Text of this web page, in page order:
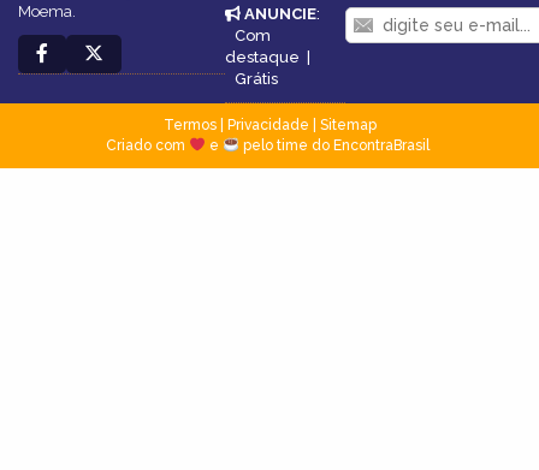
Moema.
ANUNCIE:
Com
destaque |
Grátis
Termos| Privacidade
Sitemap
Criado com
e pelo time do EncontraBrasil